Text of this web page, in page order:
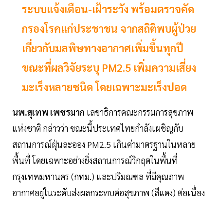
ระบบแจ้งเตือน-เฝ้าระวัง พร้อมตรวจคัด
กรองโรคแก่ประชาชน จากสถิติพบผู้ป่วย
เกี่ยวกับมลพิษทางอากาศเพิ่มขึ้นทุกปี
ขณะที่ผลวิจัยระบุ PM2.5 เพิ่มความเสี่ยง
มะเร็งหลายชนิด โดยเฉพาะมะเร็งปอด
นพ.สุเทพ เพชรมาก เลขาธิการคณะกรรมการสุขภาพ
แห่งชาติ กล่าวว่า ขณะนี้ประเทศไทยกำลังเผชิญกับ
สถานการณ์ฝุ่นละออง PM2.5 เกินค่ามาตรฐานในหลาย
พื้นที่ โดยเฉพาะอย่างยิ่งสถานการณ์วิกฤตในพื้นที่
กรุงเทพมหานคร (กทม.) และปริมณฑล ที่มีคุณภาพ
อากาศอยู่ในระดับส่งผลกระทบต่อสุขภาพ (สีแดง) ต่อเนื่อง